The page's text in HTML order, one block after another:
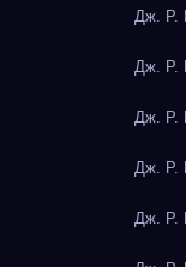
Дж. Р.
Дж. Р.
Дж. Р.
Дж. Р.
Дж. Р.